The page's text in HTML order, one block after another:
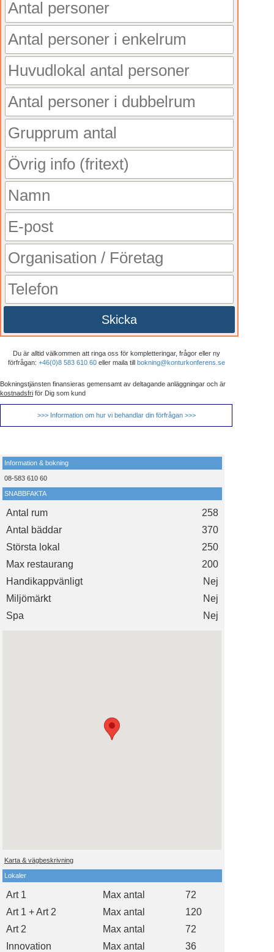
Skicka
Du är alltid välkommen att ringa oss för kompletteringar, frågor eller ny
förfrågan: +46(0)8 583 610 60eller maila till bokning@konturkonferens.se
Bokningstjänsten finansieras gemensamt av deltagande anläggningar och är
kostnadsfri för Dig som kund
>>> Information om hur vi behandlar din förfrågan >>>
Information & bokning
08-583 610 60
SNABBFAKTA
Antal rum
258
Antal bäddar
370
Största lokal
250
Max restaurang
200
Handikappvänligt
Nej
Miljömärkt
Nej
Spa
Nej
Karta & vägbeskrivning
Lokaler
Art 1 Max antal
72
Art 1 + Art 2
Max antal
120
Art 2
Max antal
72
Innovation
Max antal
36